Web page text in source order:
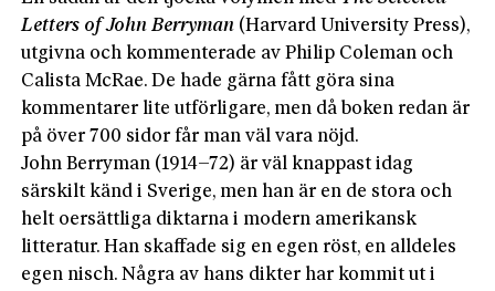
Letters of John Berryman (Harvard University Press),
utgivna och kommenterade av Philip Coleman och
Calista McRae. De hade gärna fått göra sina
kommentarer lite utförligare, men då boken redan är
på över 700 sidor får man väl vara nöjd.
John Berryman (1914–72) är väl knappast idag
särskilt känd i Sverige, men han är en de stora och
helt oersättliga diktarna i modern amerikansk
litteratur. Han skaffade sig en egen röst, en alldeles
egen nisch. Några av hans dikter har kommit ut i